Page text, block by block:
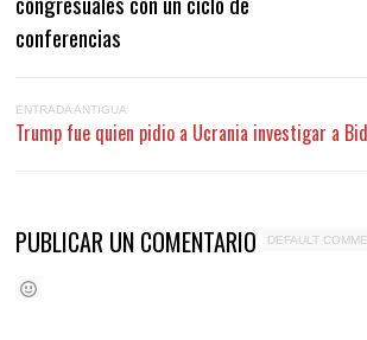
conferencias
ENTRADA ANTIGUA
Trump fue quien pidio a Ucrania investigar a
PUBLICAR UN COMENTARIO DEFAULT